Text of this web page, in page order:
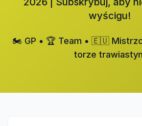
wyścigu!
🏍️ GP • 🏆 Team • 🇪🇺
torze